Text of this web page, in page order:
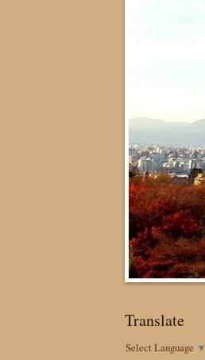
Translate
Select Language ▼